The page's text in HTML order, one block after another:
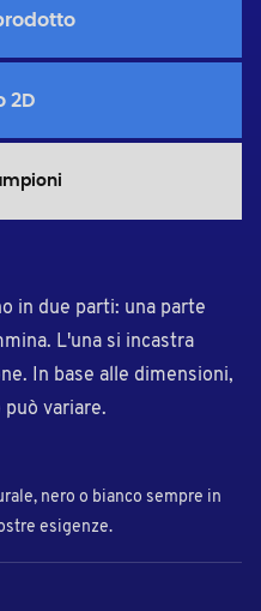
2D
in due parti: una parte
L'una si incastra
In base alle dimensioni,
può variare.
nero o bianco sempre in
esigenze.